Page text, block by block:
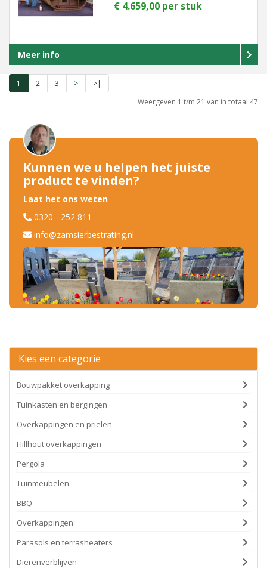
Kies een categorie
Bouwpakket overkapping
Tuinkasten en bergingen
Overkappingen en priëlen
Hillhout overkappingen
Pergola
Tuinmeubelen
BBQ
Overkappingen
Parasols en terrasheaters
Dierenverblijven
€ 4.659,00 per stuk
Meer info
1 2 3 >
>|
Weergeven 1 t/m 21 van in totaal 47
Kunnen we u helpen het juiste
product te vinden?
Laat het ons weten
0320 - 252 811
info@zamsierbestrating.nl